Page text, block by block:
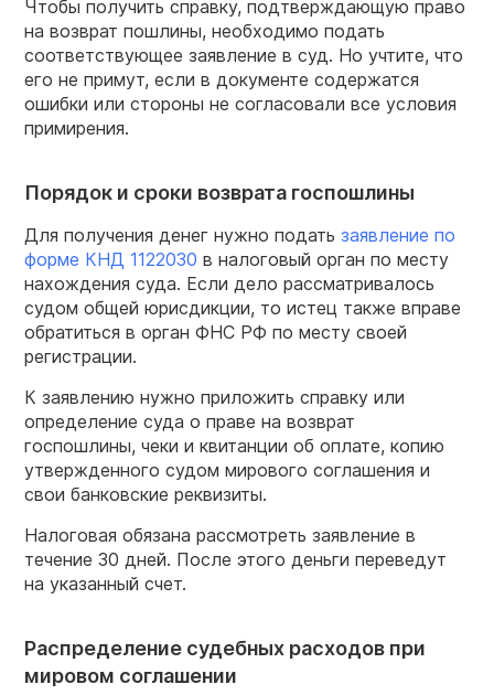
Чтобы получить справку, подтверждающую право
на возврат пошлины, необходимо подать
соответствующее заявление в суд. Но учтите, что
его не примут, если в документе содержатся
ошибки или стороны не согласовали все условия
примирения.
Порядок и сроки возврата госпошлины
Для получения денег нужно подать заявление по
форме КНД 1122030 в налоговый орган по месту
нахождения суда. Если дело рассматривалось
судом общей юрисдикции, то истец также вправе
обратиться в орган ФНС РФ по месту своей
регистрации.
К заявлению нужно приложить справку или
определение суда о праве на возврат
госпошлины, чеки и квитанции об оплате, копию
утвержденного судом мирового соглашения и
свои банковские реквизиты.
Налоговая обязана рассмотреть заявление в
течение 30 дней. После этого деньги переведут
на указанный счет.
Распределение судебных расходов при
мировом соглашении